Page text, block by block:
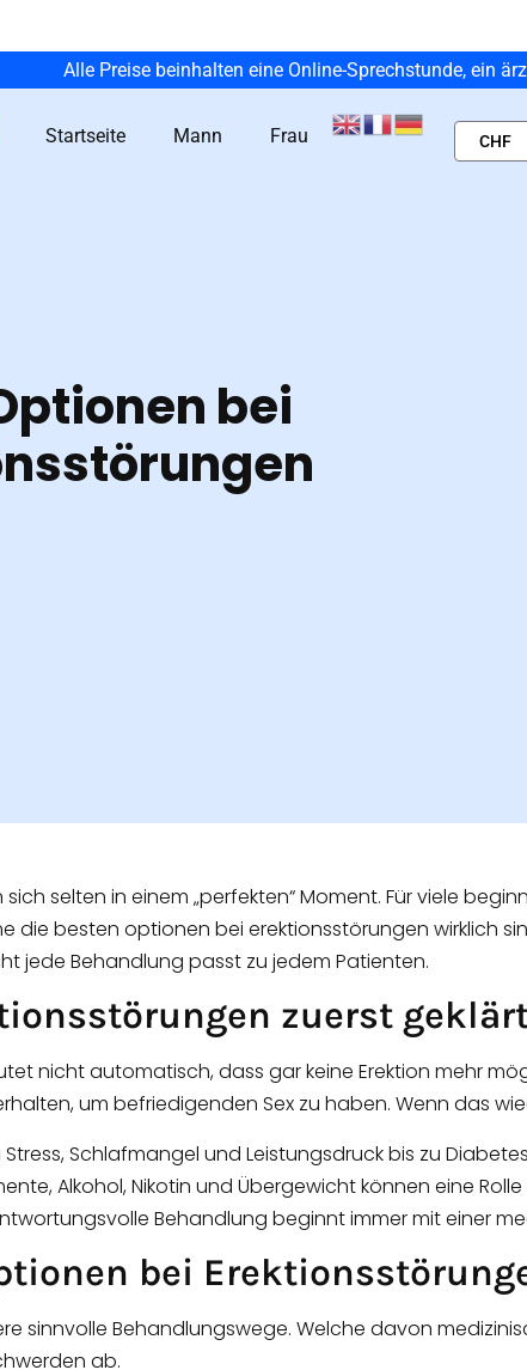
Alle Preise beinhalten eine Online-Sprechstunde, ein
Startseite Mann Frau
bei
selten in einem „perfekten“ Moment. Für viele
die besten optionen bei erektionsstörungen wirklich
jede Behandlung passt zu jedem Patienten.
zuerst
nicht automatisch, dass gar keine Erektion mehr
um befriedigenden Sex zu haben. Wenn das
Schlafmangel und Leistungsdruck bis zu
Alkohol, Nikotin und Übergewicht können eine
Behandlung beginnt immer mit einer
bei
sinnvolle Behandlungswege. Welche davon
ab.